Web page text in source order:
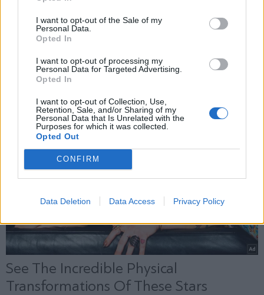
I want to opt-out of the Sale of my
Personal Data.
Opted In
I want to opt-out of processing my
Personal Data for Targeted Advertising.
Opted In
I want to opt-out of Collection, Use,
Retention, Sale, and/or Sharing of my
Personal Data that Is Unrelated with the
Purposes for which it was collected.
Opted Out
CONFIRM
Data Deletion Data Access Privacy Policy
και την πολιτική απορρήτου
X